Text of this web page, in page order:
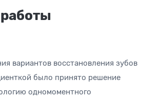
вариантов восстановления зубов
было принято решение
одномоментного